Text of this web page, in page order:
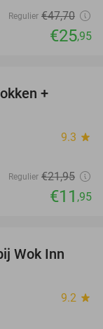
Regulier €47,70
€25,95
+
9.3 star
Regulier €21,95
€11 ,95
24%
Wok Inn
9.2 star